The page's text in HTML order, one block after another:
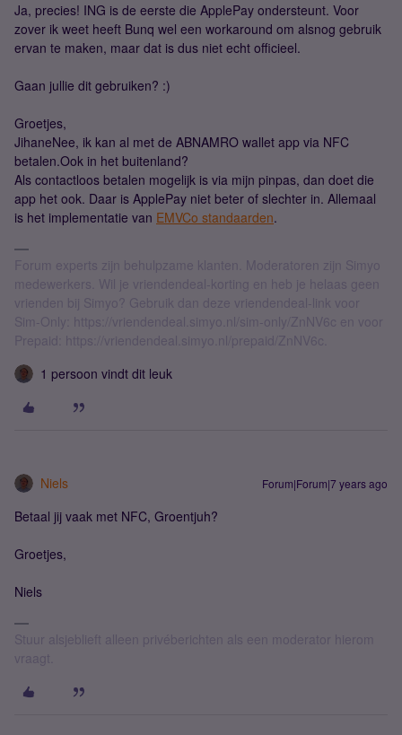
Ja, precies! ING is de eerste die ApplePay ondersteunt. Voor
zover ik weet heeft Bunq wel een workaround om alsnog gebruik
ervan te maken, maar dat is dus niet echt officieel.
Gaan jullie dit gebruiken? :)
Groetjes,
JihaneNee, ik kan al met de ABNAMRO wallet app via NFC
betalen.Ook in het buitenland?
Als contactloos betalen mogelijk is via mijn pinpas, dan doet die
app het ook. Daar is ApplePay niet beter of slechter in. Allemaal
is het implementatie van EMVCo standaarden.
Forum experts zijn behulpzame klanten. Moderatoren zijn Simyo
medewerkers. Wil je vriendendeal-korting en heb je helaas geen
vrienden bij Simyo? Gebruik dan deze vriendendeal-link voor
Sim-Only: https://vriendendeal.simyo.nl/sim-only/ZnNV6c en voor
Prepaid: https://vriendendeal.simyo.nl/prepaid/ZnNV6c.
1 persoon vindt dit leuk
Niels Forum|Forum|7 years ago
Betaal jij vaak met NFC, Groentjuh?
Groetjes,
Niels
Stuur alsjeblieft alleen privéberichten als een moderator hierom
vraagt.